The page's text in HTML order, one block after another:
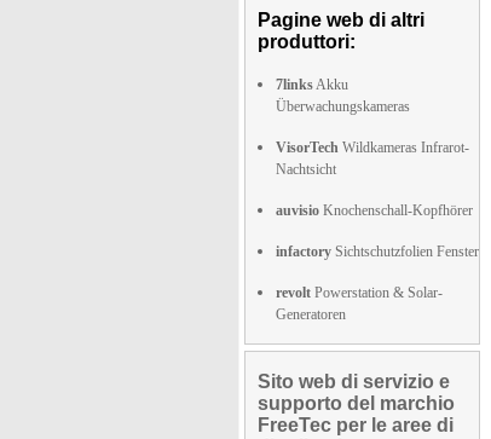
Pagine web di altri
produttori:
7linksAkku
Überwachungskameras
VisorTech Wildkameras Infrarot-
Nachtsicht
auvisio Knochenschall-Kopfhörer
infactory Sichtschutzfolien Fenster
revolt Powerstation & Solar-
Generatoren
Sito web di servizio e
supporto del marchio
FreeTec per le aree di